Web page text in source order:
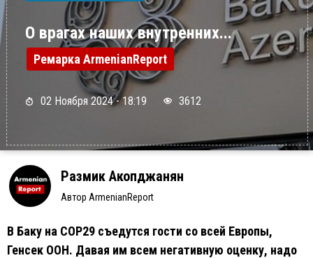
О врагах наших внутренних...
Ремарка ArmenianReport
02 Ноября 2024 - 18:19 3612
Размик Акопджанян
Автор ArmenianReport
В Баку на COP29 съедутся гости со всей Европы,
Генсек ООН. Давая им всем негативную оценку, надо